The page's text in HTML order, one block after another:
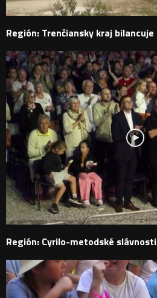
Región: Trenčiansky kraj bilancuje
Región: Cyrilo-metodské